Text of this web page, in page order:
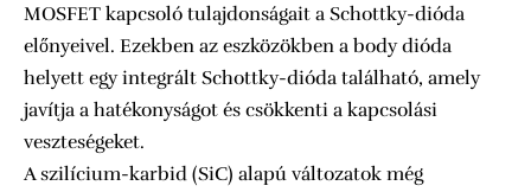
MOSFET kapcsoló tulajdonságait a Schottky-dióda
előnyeivel. Ezekben az eszközökben a body dióda
helyett egy integrált Schottky-dióda található, amely
javítja a hatékonyságot és csökkenti a kapcsolási
veszteségeket.
A szilícium-karbid (SiC) alapú változatok még